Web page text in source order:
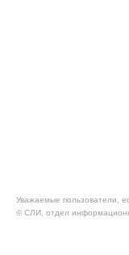
Уважаемые пользователи,
© CЛИ, отдел